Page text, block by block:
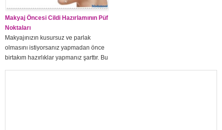
Makyaj Öncesi Cildi Hazırlamının Püf
Noktaları
Makyajınızın kusursuz ve parlak
olmasını istiyorsanız yapmadan önce
birtakım hazırlıklar yapmanız şarttır. Bu